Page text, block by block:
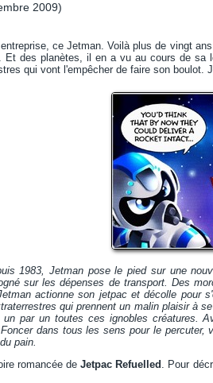
2009)
ce Jetman. Voilà plus de vingt
Et des planètes, il en a vu au cours de sa
qui vont l'empêcher de faire son boulot.
1983, Jetman pose le pied sur une
sur les dépenses de transport. Des
actionne son jetpac et décolle pour
qui prennent un malin plaisir à
par un toutes ces ignobles créatures.
dans tous les sens pour le
pain.
romancée deJetpac Refuelled . Pour